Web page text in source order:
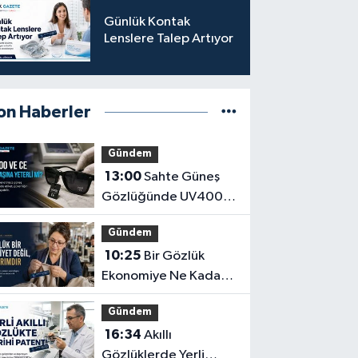
Günlük Kontak
Lenslere Talep Artıyor
Haberler
Gündem
13:00Sahte Güneş
Gözlüğünde UV400
ve CE İbaresi Tek
Başına Yeterli mi?
Gündem
10:25
Ekonomiye Ne Kadar
Katkı Sağlayabilir?
Gündem
16:34 Akıllı